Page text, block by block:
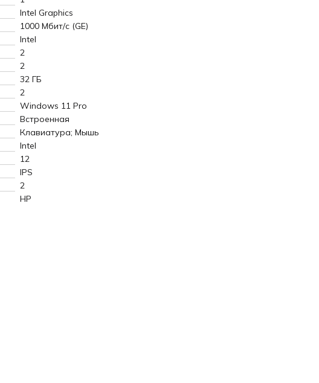
Intel Graphics
1000 Мбит/с (GE)
Intel
2
2
32 ГБ
2
Windows 11 Pro
Встроенная
Клавиатура; Мышь
Intel
12
IPS
2
HP